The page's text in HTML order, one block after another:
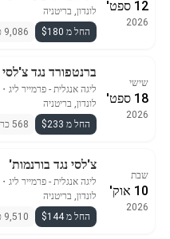
12 ספט'
2026
לונדון, בריטניה
החל מ $180
9,086 כרטיסים זמינים
שישי
18 ספט'
2026
ברנטפורד נגד צ'לסי
ליגה אנגלית - פרמייר ליג ・
לונדון, בריטניה
החל מ $233
568 כרטיסים זמינים
שבת
10 אוק'
2026
צ'לסי נגד בורנמות'
ליגה אנגלית - פרמייר ליג ・
לונדון, בריטניה
החל מ $144
9,510 כרטיסים זמינים